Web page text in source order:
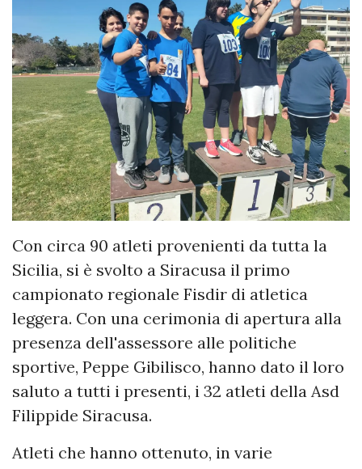
Con circa 90 atleti provenienti da tutta la
Sicilia, si è svolto a Siracusa il primo
campionato regionale Fisdir di atletica
leggera. Con una cerimonia di apertura alla
presenza dell'assessore alle politiche
sportive, Peppe Gibilisco, hanno dato il loro
saluto a tutti i presenti, i 32 atleti della Asd
Filippide Siracusa.
Atleti che hanno ottenuto, in varie